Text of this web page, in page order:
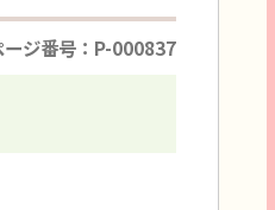
ージ番号：P-000837